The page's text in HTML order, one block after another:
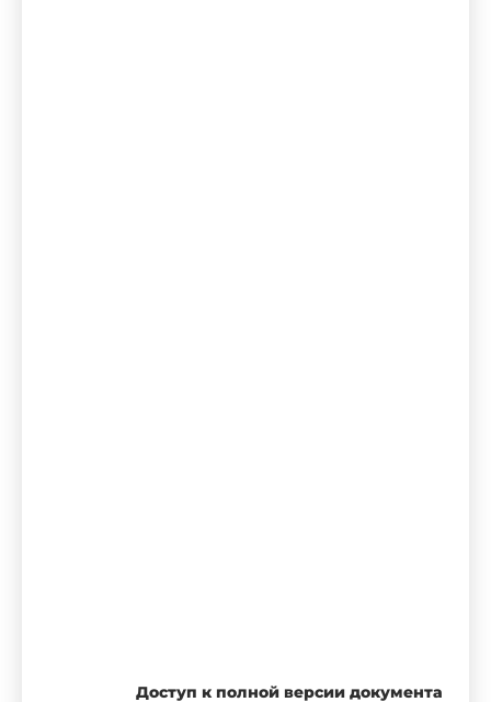
Доступ к полной версии документа